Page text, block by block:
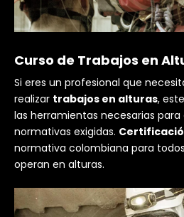
Curso de Trabajos en
Si eres un profesional que
realizar trabajos en alturas,
las herramientas necesarias
normativas exigidas.
normativa colombiana para
operan en alturas.